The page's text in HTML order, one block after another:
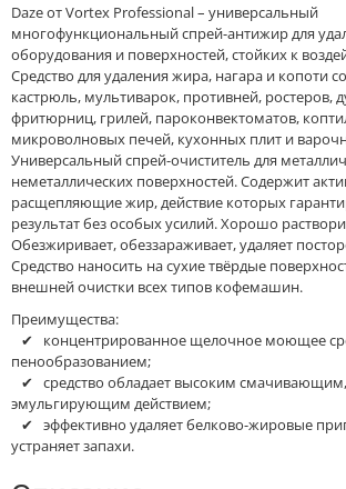
Daze от Vortex Professional – универсальный
многофункциональный спрей-антижир для
оборудования и поверхностей, стойких к
Средство для удаления жира, нагара и копоти
кастрюль, мультиварок, противней, ростеров,
фритюрниц, грилей, пароконвектоматов,
микроволновых печей, кухонных плит и
Универсальный спрей-очиститель для
неметаллических поверхностей. Содержит
расщепляющие жир, действие которых
результат без особых усилий. Хорошо
Обезжиривает, обеззараживает, удаляет
Средство наносить на сухие твёрдые
внешней очистки всех типов кофемашин.
Преимущества:
✔ концентрированное щелочное моющее
пенообразованием;
✔ средство обладает высоким
эмульгирующим действием;
✔ эффективно удаляет белково-жировые
устраняет запахи.